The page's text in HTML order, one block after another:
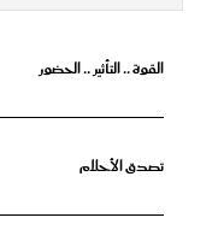
القوة .. التأثير .. الحضور
تصدق الأحلام